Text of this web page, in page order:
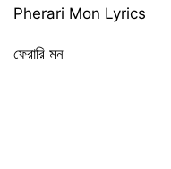
Pherari Mon Lyrics
ফেরারি মন